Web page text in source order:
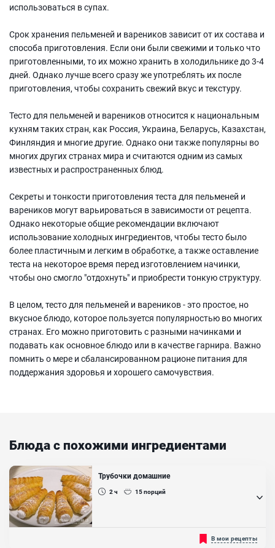
использоваться в супах.
Срок хранения пельменей и вареников зависит от их состава и
способа приготовления. Если они были свежими и только что
приготовленными, то их можно хранить в холодильнике до 3-4
дней. Однако лучше всего сразу же употреблять их после
приготовления, чтобы сохранить свежий вкус и текстуру.
Тесто для пельменей и вареников относится к национальным
кухням таких стран, как Россия, Украина, Беларусь, Казахстан,
Финляндия и многие другие. Однако они также популярны во
многих других странах мира и считаются одним из самых
известных и распространенных блюд.
Секреты и тонкости приготовления теста для пельменей и
вареников могут варьироваться в зависимости от рецепта.
Однако некоторые общие рекомендации включают
использование холодных ингредиентов, чтобы тесто было
более пластичным и легким в обработке, а также оставление
теста на некоторое время перед изготовлением начинки,
чтобы оно смогло "отдохнуть" и приобрести тонкую структуру.
В целом, тесто для пельменей и вареников - это простое, но
вкусное блюдо, которое пользуется популярностью во многих
странах. Его можно приготовить с разными начинками и
подавать как основное блюдо или в качестве гарнира. Важно
помнить о мере и сбалансированном рационе питания для
поддержания здоровья и хорошего самочувствия.
Блюда с похожими ингредиентами
Трубочки домашние
2 ч 15порций
Одним из самых популярных рецептов в СССР были трубочки,
которые очень просто приготовить дома! Большинство из тех, кто
В мои рецепты